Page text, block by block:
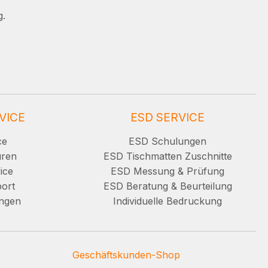
ESD SERVICE
ESD Schulungen
ESD Tischmatten Zuschnitte
ESD Messung & Prüfung
ESD Beratung & Beurteilung
Individuelle Bedruckung
Geschäftskunden-Shop